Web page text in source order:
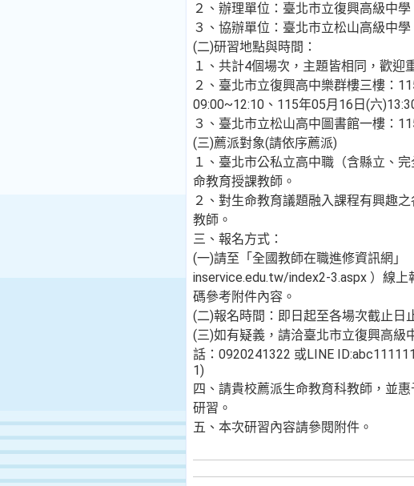
２、辦理單位：臺北市立復興高級中學
３、協辦單位：臺北市立松山高級中學
(二)研習地點與時間：
１、共計4個場次，主題皆相同，歡迎
２、臺北市立復興高中樂群樓三樓：
09:00~12:10、115年05月16日(六
３、臺北市立松山高中圖書館一樓：
(三)薦派對象(請依序薦派)
１、臺北市公私立高中職（含縣立、
命教育授課教師。
２、對生命教育議題融入課程有興趣
教師。
三、報名方式：
(一)請至「全國教師在職進修資訊網」
inservice.edu.tw/index2-3.aspx ）線上
碼參考附件內容。
(二)報名時間：即日起至各場次截止日
(三)如有疑義，請洽臺北市立復興高級
話：0920241322 或LINE
1)
四、請貴校薦派生命教育科教師，並
研習。
五、本次研習內容請參閱附件。